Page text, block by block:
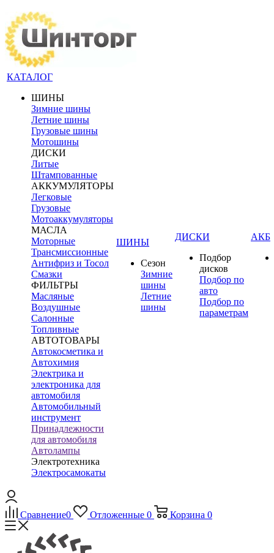
КАТАЛОГ
ШИНЫ
Зимние шины
Летние шины
Грузовые шины
Мотошины
ДИСКИ
Литые
Штампованные
АККУМУЛЯТОРЫ
Легковые
Грузовые
Мотоаккумуляторы
МАСЛА
Моторные
Трансмиссионные
Антифриз и Тосол
Смазки
ФИЛЬТРЫ
Масляные
Воздушные
Салонные
Топливные
АВТОТОВАРЫ
Автокосметика и
Автохимия
Электрика и
электроника для
автомобиля
Автомобильный
инструмент
Принадлежности
для автомобиля
Автолампы
Электротехника
Электросамокаты
ШИНЫ
Сезон
Зимние
шины
Летние
шины
ДИСКИ
Подбор
дисков
Подбор по
авто
Подбор по
параметрам
АКБ
Сравнение0 Отложенные 0 Корзина 0